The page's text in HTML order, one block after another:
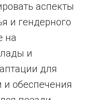
аспекты
и гендерного
на
и
для
обеспечения